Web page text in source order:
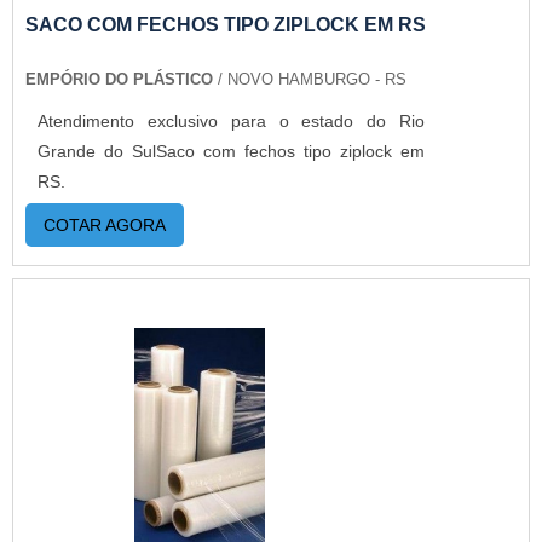
em pequenas quantidades. Para saber mais
SACO COM FECHOS TIPO ZIPLOCK EM RS
EMPÓRIO DO PLÁSTICO / NOVO HAMBURGO - RS
Atendimento exclusivo para o estado do Rio
Grande do SulSaco com fechos tipo ziplock em
RS.
COTAR AGORA